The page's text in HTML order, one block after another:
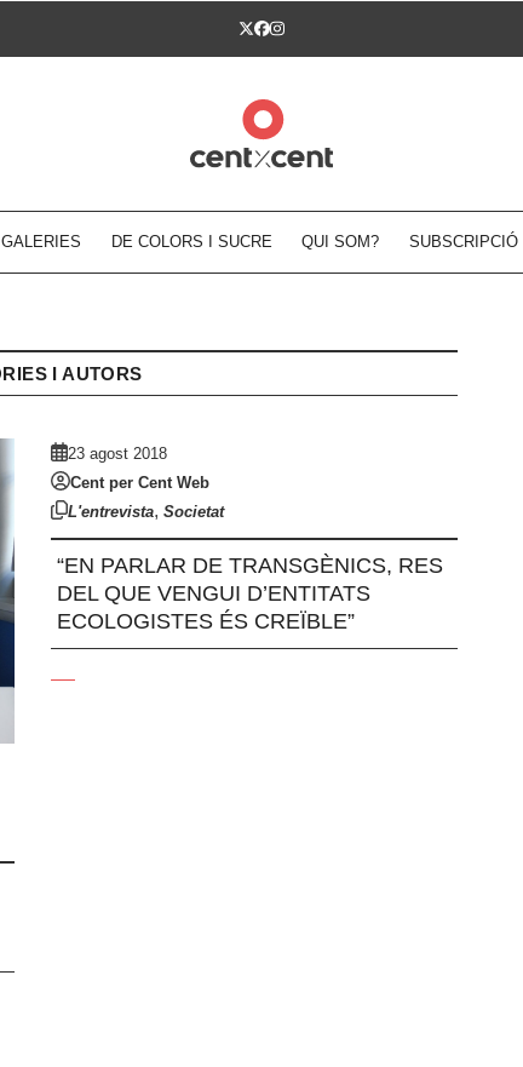
Twitter
Facebook
Instagram
GALERIES DE COLORS I SUCRE QUI SOM? SUBSCRIPCIÓ
I AUTORS
23 agost 2018
Cent per Cent Web
L'entrevista, Societat
“EN PARLAR DE TRANSGÈNICS, RES
DEL QUE VENGUI D’ENTITATS
ECOLOGISTES ÉS CREÏBLE”